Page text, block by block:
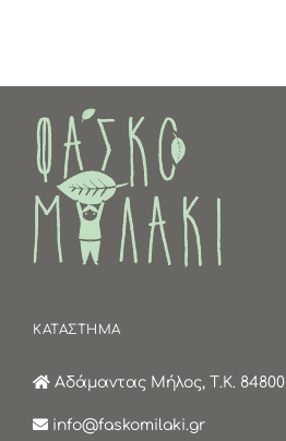
ΚΑΤΑΣΤΗΜΑ
Αδάμαντας Μήλος, Τ.Κ. 84800
info@faskomilaki.gr